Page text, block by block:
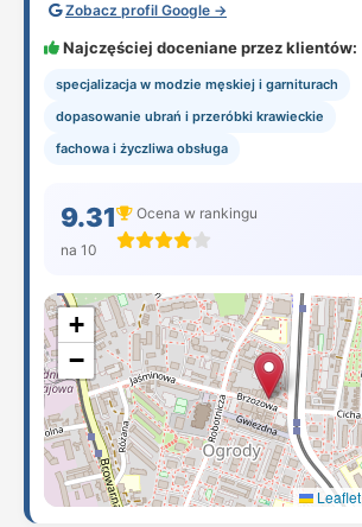
Zobacz profil Google →
Najczęściej doceniane przez klientów:
specjalizacja w modzie męskiej i garniturach
dopasowanie ubrań i przeróbki krawieckie
fachowa i życzliwa obsługa
9.31
na 10
Ocena w rankingu
+
−
Leaflet